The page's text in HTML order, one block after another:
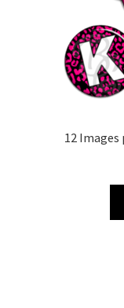
12 Images